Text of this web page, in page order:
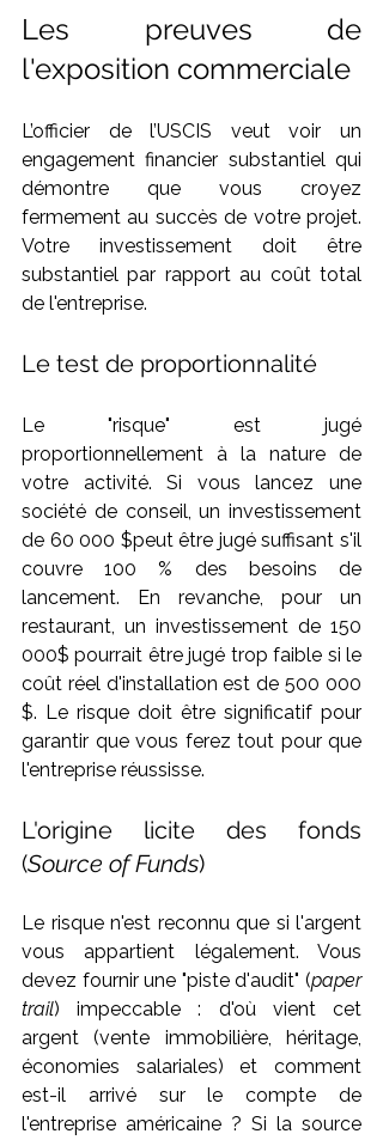
Les preuves de
l'exposition commerciale
L’officier de l’USCIS veut voir un
engagement financier substantiel qui
démontre que vous croyez
fermement au succès de votre projet.
Votre investissement doit être
substantiel par rapport au coût total
de l'entreprise.
Le test de proportionnalité
Le "risque" est jugé
proportionnellement à la nature de
votre activité. Si vous lancez une
société de conseil, un investissement
de 60 000 $peut être jugé suffisant s'il
couvre 100 % des besoins de
lancement. En revanche, pour un
restaurant, un investissement de 150
000$ pourrait être jugé trop faible si le
coût réel d'installation est de 500 000
$. Le risque doit être significatif pour
garantir que vous ferez tout pour que
l'entreprise réussisse.
L'origine licite des fonds
(Source of Funds)
Le risque n'est reconnu que si l'argent
vous appartient légalement. Vous
devez fournir une "piste d'audit" (paper
trail) impeccable : d'où vient cet
argent (vente immobilière, héritage,
économies salariales) et comment
est-il arrivé sur le compte de
l'entreprise américaine ? Si la source